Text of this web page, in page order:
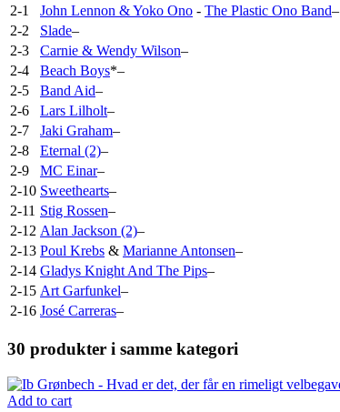
2-1
John Lennon & Yoko Ono - The Plastic Ono Band–
2-2
Slade–
2-3
Carnie & Wendy Wilson–
2-4
Beach Boys*–
2-5
Band Aid–
2-6
Lars Lilholt–
2-7
Jaki Graham–
2-8
Eternal (2)–
2-9
MC Einar–
2-10 Sweethearts–
2-11 Stig Rossen–
2-12 Alan Jackson (2)–
2-13 Poul Krebs & Marianne Antonsen–
2-14 Gladys Knight And The Pips–
2-15 Art Garfunkel–
2-16 José Carreras–
30 produkter i samme kategori
Add to cart